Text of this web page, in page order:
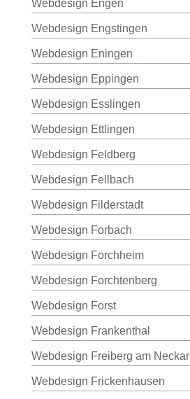
Webdesign Engen
Webdesign Engstingen
Webdesign Eningen
Webdesign Eppingen
Webdesign Esslingen
Webdesign Ettlingen
Webdesign Feldberg
Webdesign Fellbach
Webdesign Filderstadt
Webdesign Forbach
Webdesign Forchheim
Webdesign Forchtenberg
Webdesign Forst
Webdesign Frankenthal
Webdesign Freiberg am Neckar
Webdesign Frickenhausen